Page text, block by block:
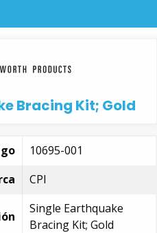
Bracing Kit; Gold
10695-001
CPI
Single Earthquake
Bracing Kit; Gold